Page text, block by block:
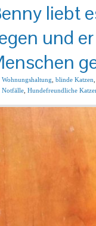
liebt
und
Wohnungshaltung blinde Katzen
Notfälle Hundefreundliche